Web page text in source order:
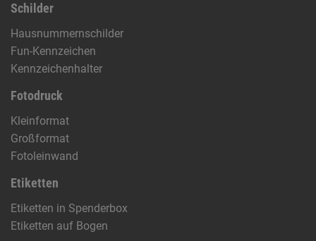
Schilder
Hausnummernschilder
Fun-Kennzeichen
Kennzeichenhalter
Fotodruck
Kleinformat
Großformat
Fotoleinwand
Etiketten
Etiketten in Spenderbox
Etiketten auf Bogen